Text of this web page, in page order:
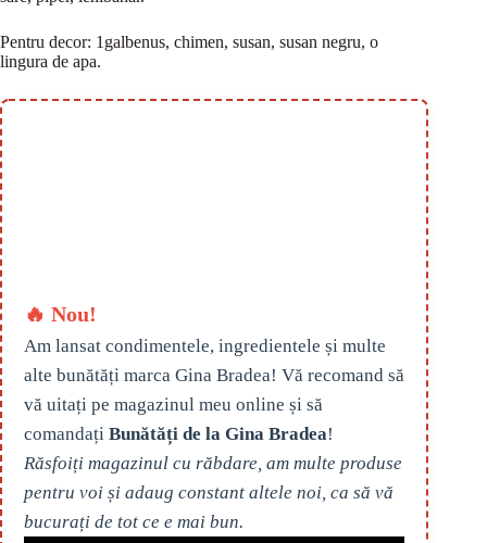
Pentru decor: 1galbenus, chimen, susan, susan negru, o
lingura de apa.
🔥 Nou!
Am lansat condimentele, ingredientele și multe
alte bunătăți marca Gina Bradea! Vă recomand să
vă uitați pe magazinul meu online și să
comandați Bunătăți de la Gina Bradea!
Răsfoiți magazinul cu răbdare, am multe produse
pentru voi și adaug constant altele noi, ca să vă
bucurați de tot ce e mai bun.